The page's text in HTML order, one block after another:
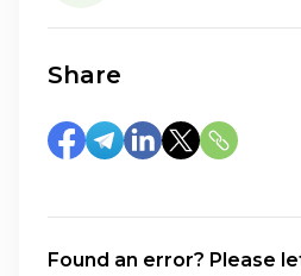
Share
Found an error? Please